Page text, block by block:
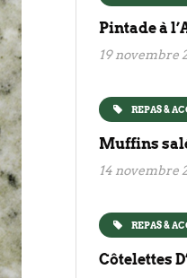
Pintade à
19 novembre
REPAS &
Muffins
14 novembre
REPAS &
Côtelettes